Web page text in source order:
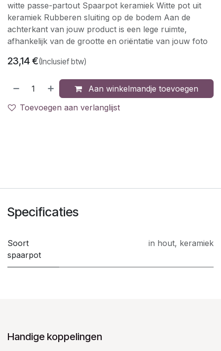
witte passe-partout Spaarpot keramiek Witte pot uit
keramiek Rubberen sluiting op de bodem Aan de
achterkant van jouw product is een lege ruimte,
afhankelijk van de grootte en oriëntatie van jouw foto
23,14 €(Inclusief btw)
Aan winkelmandje toevoegen
Toevoegen aan verlanglijst
Specificaties
Soort
spaarpot
in hout, keramiek
Handige koppelingen